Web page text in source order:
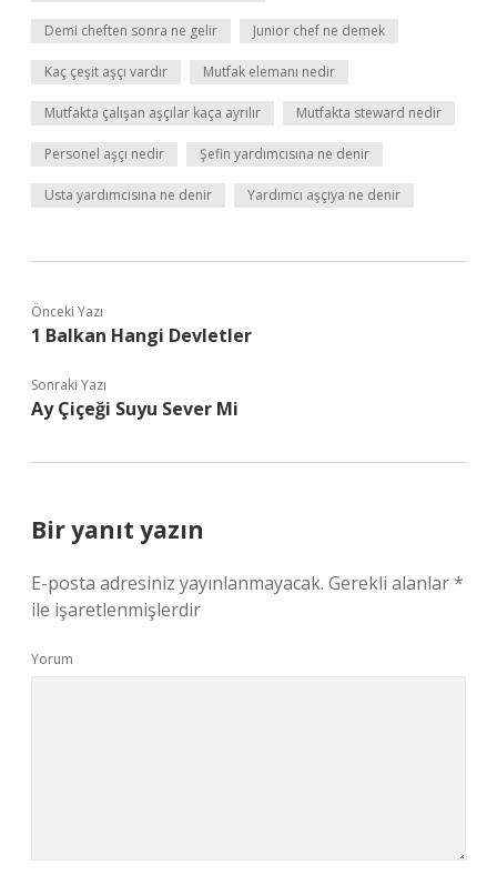
Demi cheften sonra ne gelir Junior chef ne demek
Kaç çeşit aşçı vardır Mutfak elemanı nedir
Mutfakta çalışan aşçılar kaça ayrılır Mutfakta steward nedir
Personel aşçı nedir Şefin yardımcısına ne denir
Usta yardımcısına ne denir Yardımcı aşçıya ne denir
Önceki Yazı
1 Balkan Hangi Devletler
Sonraki Yazı
Ay Çiçeği Suyu Sever Mi
Bir yanıt yazın
E-posta adresiniz yayınlanmayacak. Gerekli alanlar*
ile işaretlenmişlerdir
Yorum